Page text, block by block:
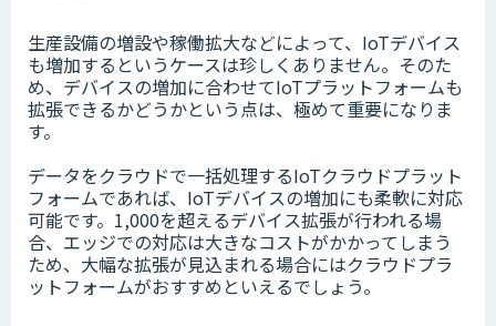
生産設備の増設や稼働拡大などによって、IoTデバイス
も増加するというケースは珍しくありません。そのた
め、デバイスの増加に合わせてIoTプラットフォームも
拡張できるかどうかという点は、極めて重要になりま
す。
データをクラウドで一括処理するIoTクラウドプラット
フォームであれば、IoTデバイスの増加にも柔軟に対応
可能です。1,000を超えるデバイス拡張が行われる場
合、エッジでの対応は大きなコストがかかってしまう
ため、大幅な拡張が見込まれる場合にはクラウドプラ
ットフォームがおすすめといえるでしょう。